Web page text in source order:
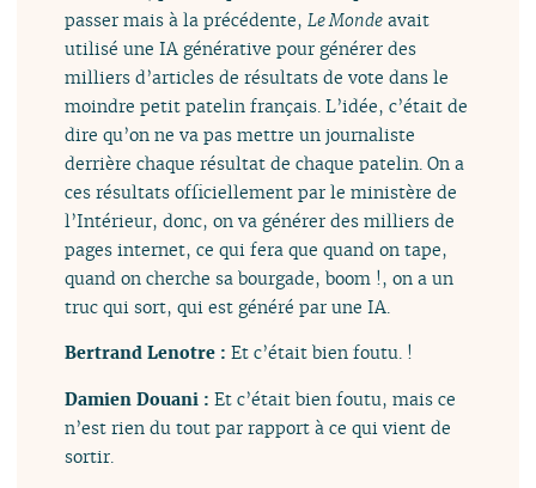
passer mais à la précédente,Le Monde avait
utilisé une IA générative pour générer des
milliers d’articles de résultats de vote dans le
moindre petit patelin français. L’idée, c’était de
dire qu’on ne va pas mettre un journaliste
derrière chaque résultat de chaque patelin. On a
ces résultats officiellement par le ministère de
l’Intérieur, donc, on va générer des milliers de
pages internet, ce qui fera que quand on tape,
quand on cherche sa bourgade, boom !, on a un
truc qui sort, qui est généré par une IA.
Bertrand Lenotre :Et c’était bien foutu. !
Damien Douani :Et c’était bien foutu, mais ce
n’est rien du tout par rapport à ce qui vient de
sortir.